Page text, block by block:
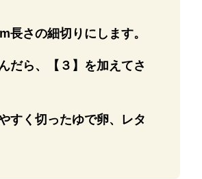
長さの細切りにします。
だら、【３】を加えてさ
すく切ったゆで卵、レタ